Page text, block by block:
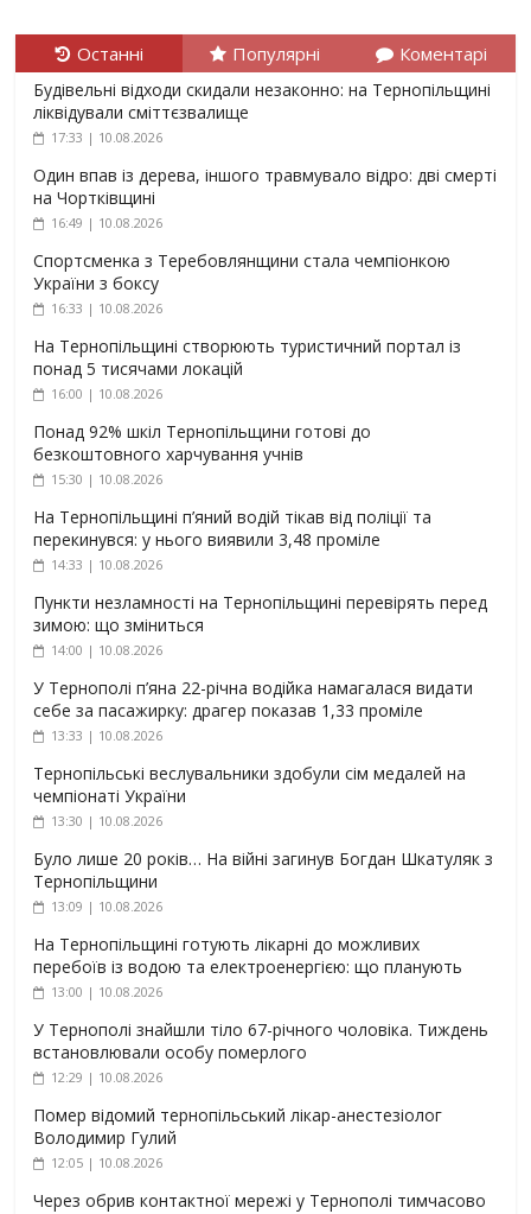
Останні Популярні Коментарі
Будівельні відходи скидали незаконно: на Тернопільщині
ліквідували сміттєзвалище
17:33 | 10.08.2026
Один впав із дерева, іншого травмувало відро: дві смерті
на Чортківщині
16:49 | 10.08.2026
Спортсменка з Теребовлянщини стала чемпіонкою
України з боксу
16:33 | 10.08.2026
На Тернопільщині створюють туристичний портал із
понад 5 тисячами локацій
16:00 | 10.08.2026
Понад 92% шкіл Тернопільщини готові до
безкоштовного харчування учнів
15:30 | 10.08.2026
На Тернопільщині п’яний водій тікав від поліції та
перекинувся: у нього виявили 3,48 проміле
14:33 | 10.08.2026
Пункти незламності на Тернопільщині перевірять перед
зимою: що зміниться
14:00 | 10.08.2026
У Тернополі п’яна 22-річна водійка намагалася видати
себе за пасажирку: драгер показав 1,33 проміле
13:33 | 10.08.2026
Тернопільські веслувальники здобули сім медалей на
чемпіонаті України
13:30 | 10.08.2026
Було лише 20 років… На війні загинув Богдан Шкатуляк з
Тернопільщини
13:09 | 10.08.2026
На Тернопільщині готують лікарні до можливих
перебоїв із водою та електроенергією: що планують
13:00 | 10.08.2026
У Тернополі знайшли тіло 67-річного чоловіка. Тиждень
встановлювали особу померлого
12:29 | 10.08.2026
Помер відомий тернопільський лікар-анестезіолог
Володимир Гулий
12:05 | 10.08.2026
Через обрив контактної мережі у Тернополі тимчасово